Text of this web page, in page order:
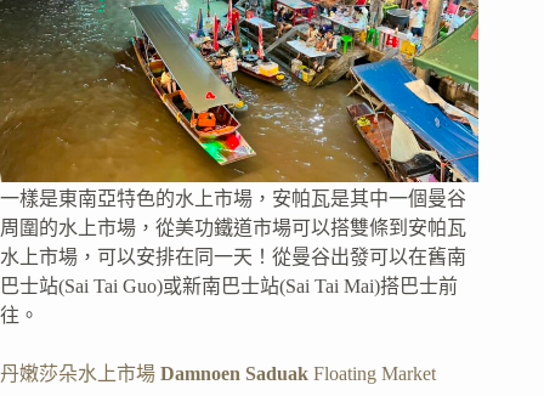
一樣是東南亞特色的水上市場，安帕瓦是其中一個曼谷
周圍的水上市場，從美功鐵道市場可以搭雙條到安帕瓦
水上市場，可以安排在同一天！從曼谷出發可以在舊南
巴士站(Sai Tai Guo)或新南巴士站(Sai Tai Mai)搭巴士前
往。
丹嫩莎朵水上市場 Damnoen Saduak Floating Market